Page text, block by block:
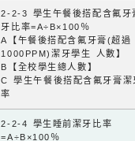
2-2-3 學生午餐後搭配含氟牙
牙比率=A÷B×100％
A【午餐後搭配含氟牙膏(超過
1000PPM)潔牙學生 人數】
B【全校學生總人數】
C 學生午餐後搭配含氟牙膏潔
率
2-2-4 學生睡前潔牙比率
=A÷B×100％